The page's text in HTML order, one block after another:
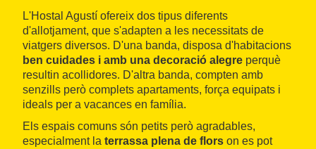
L'Hostal Agustí ofereix dos tipus diferents
d'allotjament, que s'adapten a les necessitats de
viatgers diversos. D'una banda, disposa d'habitacions
ben cuidades i amb una decoració alegre perquè
resultin acollidores. D'altra banda, compten amb
senzills però complets apartaments, força equipats i
ideals per a vacances en família.
Els espais comuns són petits però agradables,
especialment la terrassa plena de flors on es pot